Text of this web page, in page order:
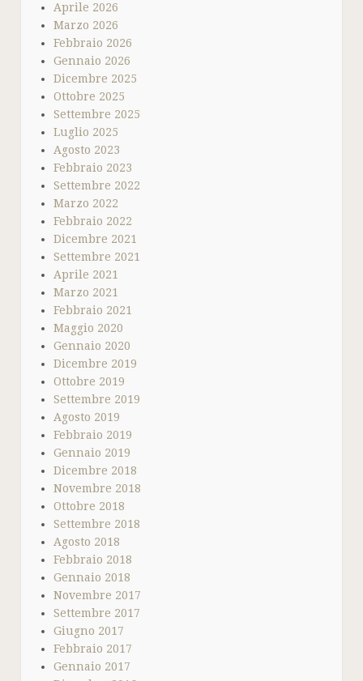
Aprile 2026
Marzo 2026
Febbraio 2026
Gennaio 2026
Dicembre 2025
Ottobre 2025
Settembre 2025
Luglio 2025
Agosto 2023
Febbraio 2023
Settembre 2022
Marzo 2022
Febbraio 2022
Dicembre 2021
Settembre 2021
Aprile 2021
Marzo 2021
Febbraio 2021
Maggio 2020
Gennaio 2020
Dicembre 2019
Ottobre 2019
Settembre 2019
Agosto 2019
Febbraio 2019
Gennaio 2019
Dicembre 2018
Novembre 2018
Ottobre 2018
Settembre 2018
Agosto 2018
Febbraio 2018
Gennaio 2018
Novembre 2017
Settembre 2017
Giugno 2017
Febbraio 2017
Gennaio 2017